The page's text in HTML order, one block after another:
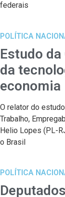
federais
POLÍTICA
Estudo
da
economia
O relator do
Trabalho,
Helio Lopes (PL-
o Brasil
POLÍTICA